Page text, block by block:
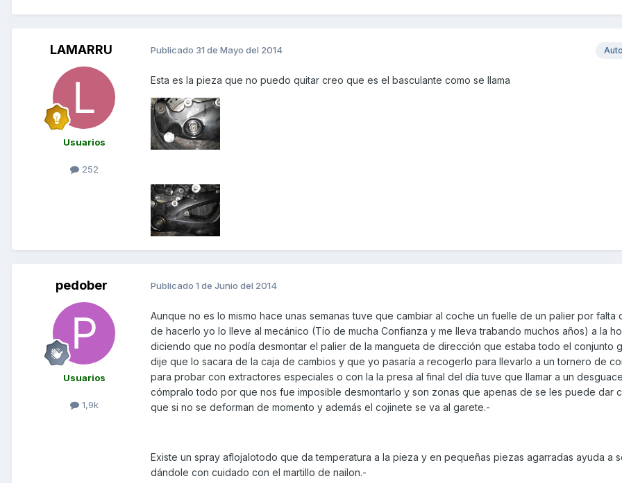
LAMARRU
Usuarios
252
Publicado 31 de Mayo del 2014
Esta es la pieza que no puedo quitar creo que es el basculante como se llama
pedober
Usuarios
1,9k
Publicado 1 de Junio del 2014
Aunque no es lo mismo hace unas semanas tuve que cambiar al coche un fuelle de un palier por falta
de hacerlo yo lo lleve al mecánico (Tío de mucha Confianza y me lleva trabando muchos años) a la
diciendo que no podía desmontar el palier de la mangueta de dirección que estaba todo el conjunto
dije que lo sacara de la caja de cambios y que yo pasaría a recogerlo para llevarlo a un tornero de
para probar con extractores especiales o con la la presa al final del día tuve que llamar a un
cómpralo todo por que nos fue imposible desmontarlo y son zonas que apenas de se les puede dar
que si no se deforman de momento y además el cojinete se va al garete.-
Existe un spray aflojalotodo que da temperatura a la pieza y en pequeñas piezas agarradas ayuda a
dándole con cuidado con el martillo de nailon.-